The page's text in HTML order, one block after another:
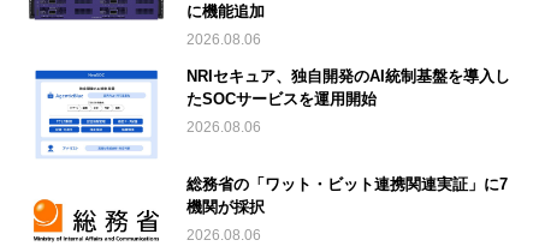
に機能追加
2026.08.06
NRIセキュア、独自開発のAI統制基盤を導入し
たSOCサービスを運用開始
2026.08.06
総務省の「ワット・ビット連携関連実証」に7
機関が採択
2026.08.06